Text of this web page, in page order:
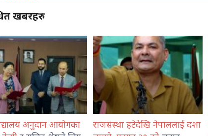
खबरहरु
हटेदेखि नेपाललाई दशा
कोशी प्रदेश प्रहरी प्रमुखबाट नेपाल